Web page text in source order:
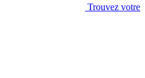
Trouvez votre